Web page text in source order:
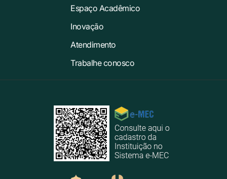
Espaço Acadêmico
Inovação
Atendimento
Trabalhe conosco